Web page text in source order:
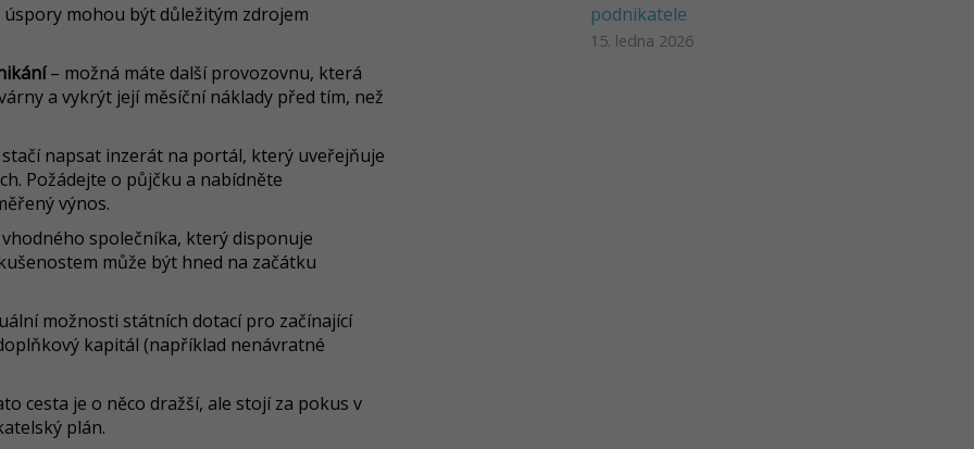
mohou být důležitým zdrojem
– možná máte další provozovnu, která
a vykrýt její měsíční náklady před tím, než
stačí napsat inzerát na portál, který uveřejňuje
Požádejte o půjčku a nabídněte
výnos.
společníka, který disponuje
může být hned na začátku
možnosti státních dotací pro začínající
kapitál (například nenávratné
cesta je o něco dražší, ale stojí za pokus v
plán.
podnikatele
15. ledna 2026